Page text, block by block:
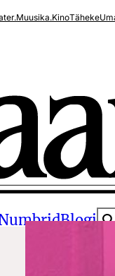
Täheke
Blogi